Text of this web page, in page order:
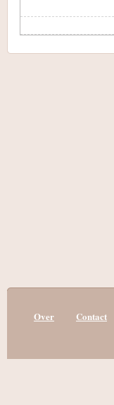
Over Contact